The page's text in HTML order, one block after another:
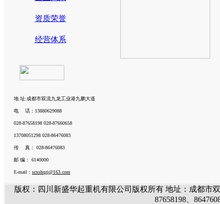
资质荣誉
经营体系
地 址:成都市双流九龙工业港九鹏大道
电 话：13880629088
028-87658198 028-87660658
13708051298 028-86476083
传 真： 028-86476083
邮 编： 6140000
E-mail： scxshqzj@163.com
版权：四川新盛华起重机有限公司版权所有 地址：成都
87658198、